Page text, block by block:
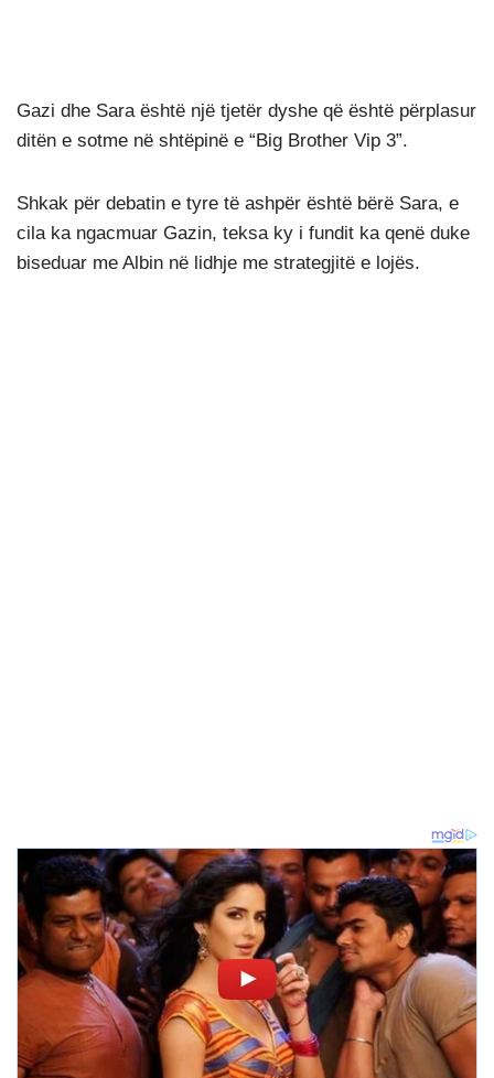
Gazi dhe Sara është një tjetër dyshe që është përplasur
ditën e sotme në shtëpinë e “Big Brother Vip 3”.
Shkak për debatin e tyre të ashpër është bërë Sara, e
cila ka ngacmuar Gazin, teksa ky i fundit ka qenë duke
biseduar me Albin në lidhje me strategjitë e lojës.